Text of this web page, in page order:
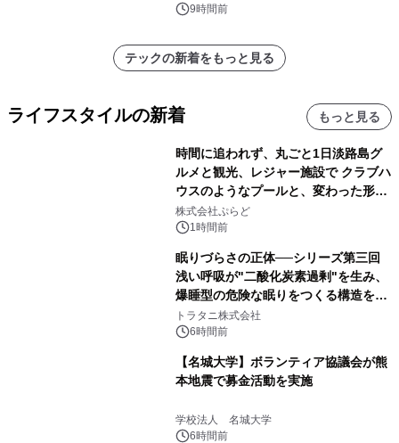
催 英国ラジオ「NTS」の 特別プログ
アーティストを フィーチャーしたアニ
メーションを公開～
9時間前
テックの新着をもっと見る
ライフスタイルの新着 もっと見る
時間に追われず、丸ごと1日淡路島グ
ルメと観光、レジャー施設で クラブハ
ウスのようなプールと、変わった形の
サウナも 「THE BOXY AWAJI」のお
得な素泊まり連泊プランで
株式会社ぷらど
1時間前
眠りづらさの正体──シリーズ第三回
浅い呼吸が"二酸化炭素過剰"を生み、
爆睡型の危険な眠りをつくる構造を解
説
トラタニ株式会社
6時間前
【名城大学】ボランティア協議会が熊
本地震で募金活動を実施
学校法人 名城大学
6時間前